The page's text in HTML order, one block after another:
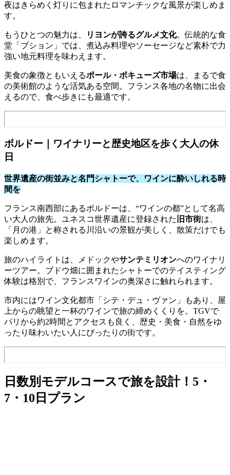
夜はきらめく灯りに包まれたロマンチックな風景が楽しめま
す。
もうひとつの魅力は、 リヨンが誇るグルメ文化。伝統的な食
堂「ブション」では、煮込み料理やソーセージなど素朴で力
強い地元料理を味わえます。
美食の象徴ともいえるポール・ボキューズ市場は、まるで食
の美術館のような活気ある空間。フランス各地の名物に出会
えるので、食べ歩きにも最適です。
ボルドー｜ワイナリーと歴史地区を歩く大人の休
日
世界遺産の街並みと名門シャトーで、ワインに酔いしれる時
間を
フランス南西部にあるボルドーは、“ワインの都”として名高
い大人の旅先。ユネスコ世界遺産に登録された 旧市街は、
「月の港」と称される川沿いの景観が美しく、散策だけでも
楽しめます。
旅のハイライトは、メドックやサンテミリオンへのワイナリ
ーツアー。ブドウ畑に囲まれたシャトーでのテイスティング
体験は格別で、フランスワインの奥深さに触れられます。
市内にはワイン文化都市「シテ・デュ・ヴァン」もあり、屋
上からの眺望と一杯のワインで旅の締めくくりを。TGVで
パリから約2時間とアクセスも良く、歴史・美食・自然をゆ
ったり味わいたい人にぴったりの街です。
日数別モデルコースで旅を設計！5・
7・10日プラン